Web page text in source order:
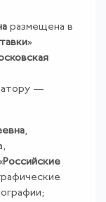
размещена в
»
—
,
Российские